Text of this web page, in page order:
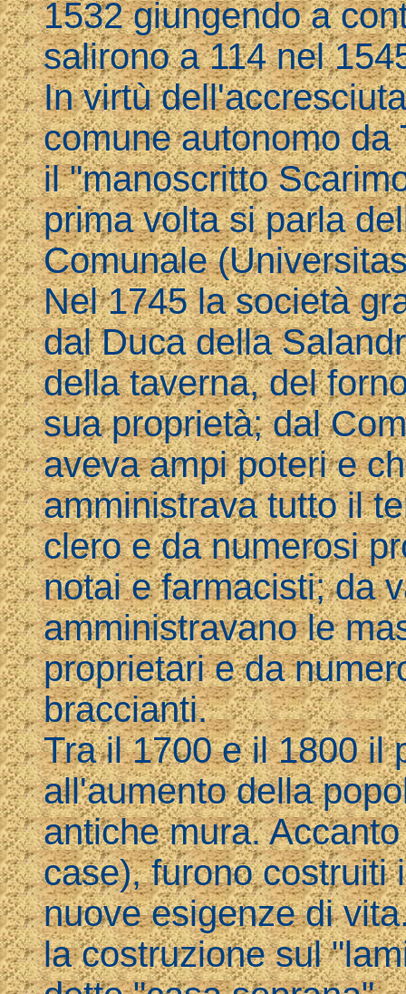
1532 giungendo a
salirono a 114 nel
In virtù
comune autonomo da
il "manoscritto
prima volta si parla
Comunale
Nel 1745 la società
dal Duca della
della taverna, del
sua proprietà; dal
aveva ampi poteri e
amministrava tutto il
clero e da numerosi
notai e farmacisti; da
amministravano le
proprietari e da
braccianti.
Tra il 1700 e il 1800 il
all'aumento della
antiche mura.
case), furono costruiti
nuove esigenze di
la costruzione sul